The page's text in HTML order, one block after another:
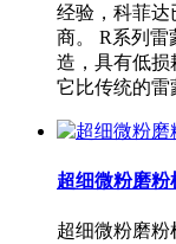
经验，科菲达
商。 R系列雷
造，具有低损
它比传统的雷
超细微粉磨粉
超细微粉磨